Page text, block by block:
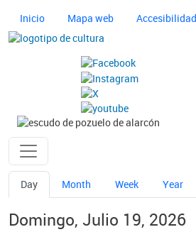
Navegación
Inicio Mapa web
Accesibilidad
Imagen
Imagen
Ayuntamiento de Pozuelo
Solapas
Day Month Week Year
Domingo, Julio 19, 2026
09